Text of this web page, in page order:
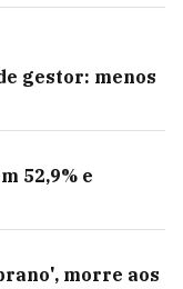
gestor: menos
52,9% e
morre aos